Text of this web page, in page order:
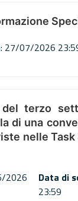
: 27/07/2026
terzo
una
nelle Task
2026
Data di
23:59